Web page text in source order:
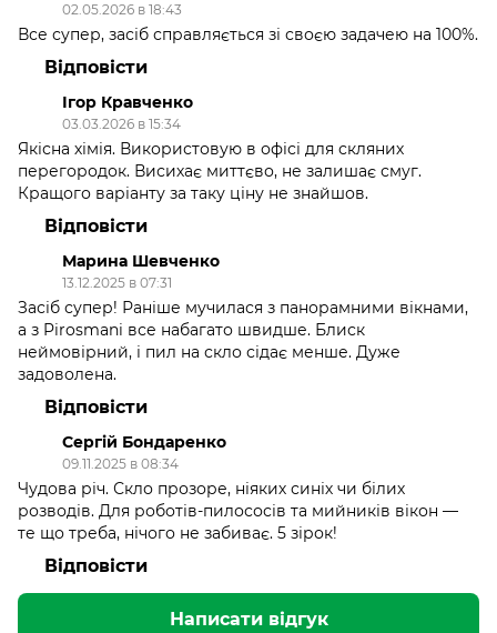
02.05.2026 в 18:43
Все супер, засіб справляється зі своєю задачею на 100%.
Відповісти
Ігор Кравченко
03.03.2026 в 15:34
Якісна хімія. Використовую в офісі для скляних
перегородок. Висихає миттєво, не залишає смуг.
Кращого варіанту за таку ціну не знайшов.
Відповісти
Марина Шевченко
13.12.2025 в 07:31
Засіб супер! Раніше мучилася з панорамними вікнами,
а з Pirosmani все набагато швидше. Блиск
неймовірний, і пил на скло сідає менше. Дуже
задоволена.
Відповісти
Сергій Бондаренко
09.11.2025 в 08:34
Чудова річ. Скло прозоре, ніяких синіх чи білих
розводів. Для роботів-пилососів та мийників вікон —
те що треба, нічого не забиває. 5 зірок!
Відповісти
Написати відгук